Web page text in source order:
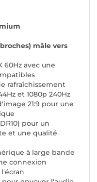
mâle vers
60Hz avec une
rafraîchissement
et 1080p 240Hz
21:9 pour une
pour un
et une qualité
à large bande
connexion